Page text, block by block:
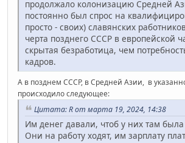
продолжало колонизацию Средней
постоянно был спрос на
просто - своих) славянских
черта позднего СССР в европейской
скрытая безработица, чем
кадров.
А в позднем СССР, в Средней Азии, в
происходило следующее:
Цитата: R от марта 19, 2024, 14:38
Им денег давали, чтоб у них там была
Они на работу ходят, им зарплату